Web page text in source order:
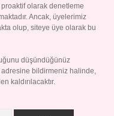
olarak denetleme
Ancak, üyelerimiz
olup, siteye üye olarak bu
düşündüğünüz
adresine bildirmeniz halinde,
kaldırılacaktır.